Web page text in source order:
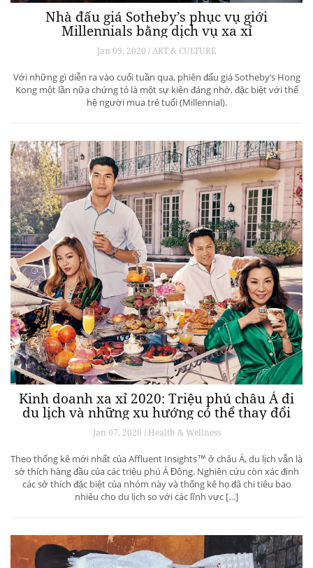
Nhà đấu giá Sotheby’s phục vụ giới
Millennials bằng dịch vụ xa xỉ
Jan 09, 2020 / ART & CULTURE
Với những gì diễn ra vào cuối tuần qua, phiên đấu giá Sotheby’s Hong
Kong một lần nữa chứng tỏ là một sự kiện đáng nhớ, đặc biệt với thế
hệ người mua trẻ tuổi (Millennial).
Kinh doanh xa xỉ 2020: Triệu phú châu Á đi
du lịch và những xu hướng có thể thay đổi
ngành du lịch thượng lưu
Jan 07, 2020 / Health & Wellness
Theo thống kê mới nhất của Affluent Insights™ ở châu Á, du lịch vẫn là
sở thích hàng đầu của các triệu phú Á Đông. Nghiên cứu còn xác định
các sở thích đặc biệt của nhóm này và thống kê họ đã chi tiêu bao
nhiêu cho du lịch so với các lĩnh vực […]